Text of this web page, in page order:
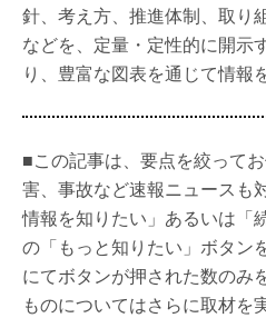
針、考え方、推進体制、取り
などを、定量・定性的に開示
り、豊富な図表を通じて情報
■この記事は、要点を絞って
害、事故など速報ニュースも
情報を知りたい」あるいは「
の「もっと知りたい」ボタン
にてボタンが押された数のみ
ものについてはさらに取材を